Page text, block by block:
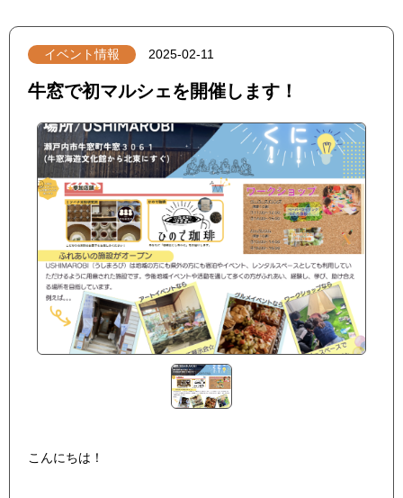
イベント情報 2025-02-11
牛窓で初マルシェを開催します！
こんにちは！